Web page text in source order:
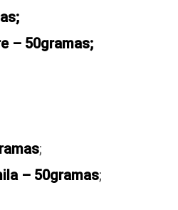
– 50gramas;
;
– 50gramas;